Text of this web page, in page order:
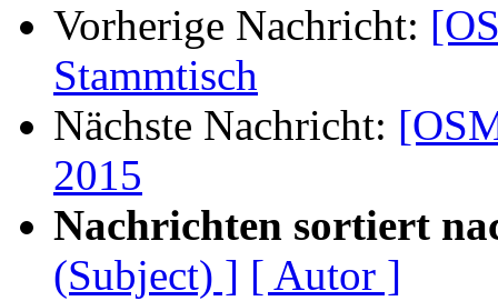
Vorherige Nachricht:
Stammtisch
Nächste Nachricht:
2015
Nachrichten sortiert
(Subject) ] [ Autor ]